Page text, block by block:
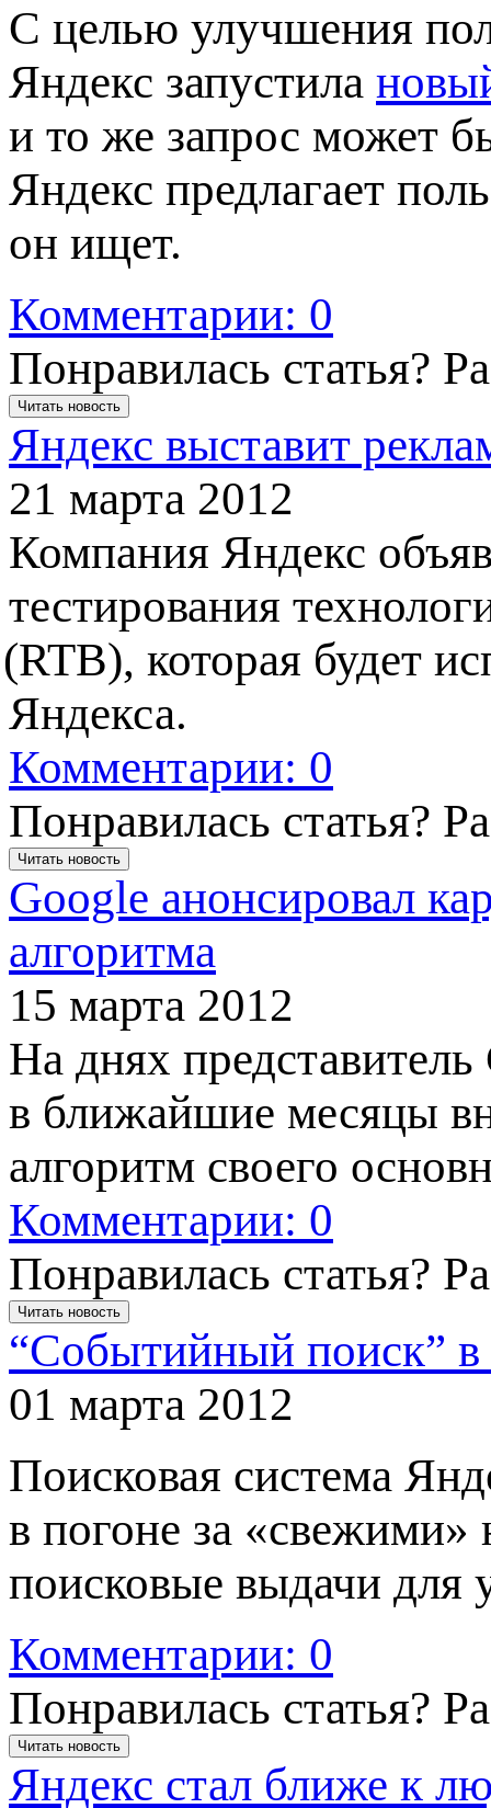
С целью улучшения
Яндекс запустила
и то же запрос может
Яндекс предлагает
он ищет.
Комментарии: 0
Понравилась статья?
Читать новость
Яндекс выставит
21 марта 2012
Компания Яндекс
тестирования
(RTB), которая будет
Яндекса.
Комментарии: 0
Понравилась статья?
Читать новость
Google анонсировал
алгоритма
15 марта 2012
На днях
в ближайшие месяцы
алгоритм своего
Комментарии: 0
Понравилась статья?
Читать новость
“Событийный поиск” в
01 марта 2012
Поисковая система
в погоне за «свежими»
поисковые выдачи для
Комментарии: 0
Понравилась статья?
Читать новость
Яндекс стал ближе к